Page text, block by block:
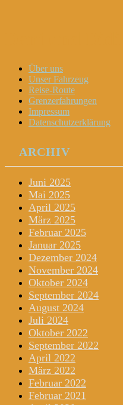
Menu
Widgets
Search
Skip
content
Über uns
Unser Fahrzeug
Reise-Route
Grenzerfahrungen
Impressum
Datenschutzerklärung
ARCHIV
Juni 2025
Mai 2025
April 2025
März 2025
Februar 2025
Januar 2025
Dezember 2024
November 2024
Oktober 2024
September 2024
August 2024
Juli 2024
Oktober 2022
September 2022
April 2022
März 2022
Februar 2022
Februar 2021